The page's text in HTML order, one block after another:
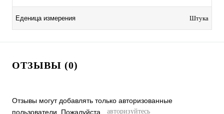
Еденица измерения Штука
ОТЗЫВЫ (0)
Отзывы могут добавлять только авторизованные
пользователи. Пожалуйста,
авторизуйтесь